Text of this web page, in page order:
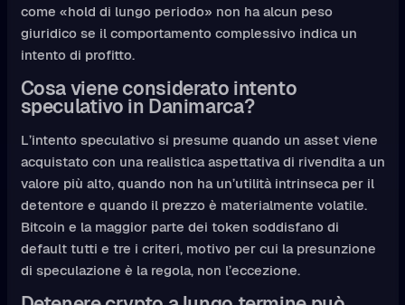
come «hold di lungo periodo» non ha alcun peso
giuridico se il comportamento complessivo indica un
intento di profitto.
Cosa viene considerato intento
speculativo in Danimarca?
L’intento speculativo si presume quando un asset viene
acquistato con una realistica aspettativa di rivendita a un
valore più alto, quando non ha un’utilità intrinseca per il
detentore e quando il prezzo è materialmente volatile.
Bitcoin e la maggior parte dei token soddisfano di
default tutti e tre i criteri, motivo per cui la presunzione
di speculazione è la regola, non l’eccezione.